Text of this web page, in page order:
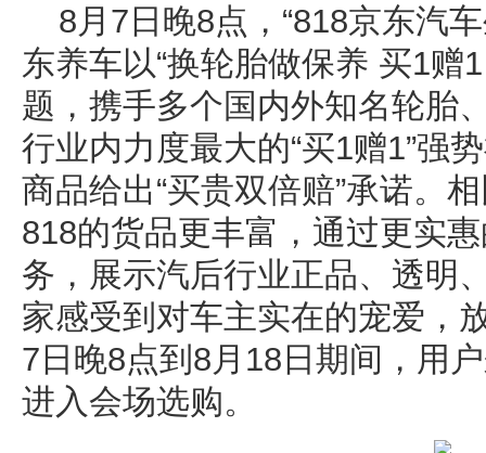
8月7日晚8点，“818京东汽
东养车以“换轮胎做保养 买1赠
题，携手多个国内外知名轮胎
行业内力度最大的“买1赠1”强
商品给出“买贵双倍赔”承诺。
818的货品更丰富，通过更实
务，展示汽后行业正品、透明
家感受到对车主实在的宠爱，
7日晚8点到8月18日期间，用
进入会场选购。